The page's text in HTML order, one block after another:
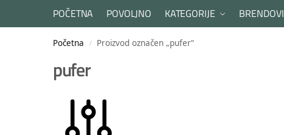
POČETNA POVOLJNO KATEGORIJE BRENDOVI
Početna / Proizvod označen „pufer“
pufer